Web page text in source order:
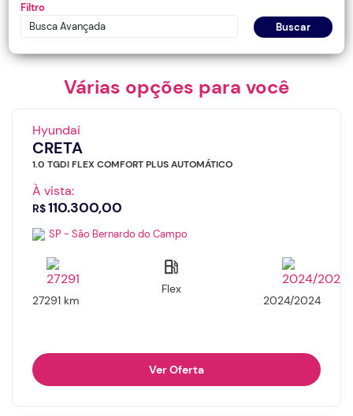
Filtro
Busca Avançada
Buscar
Várias opções para você
Hyundai
CRETA
1.0 TGDI FLEX COMFORT PLUS AUTOMÁTICO
À vista:
R$110.300,00
SP - São Bernardo do Campo
27291 km
Flex
2024/2024
Ver Oferta